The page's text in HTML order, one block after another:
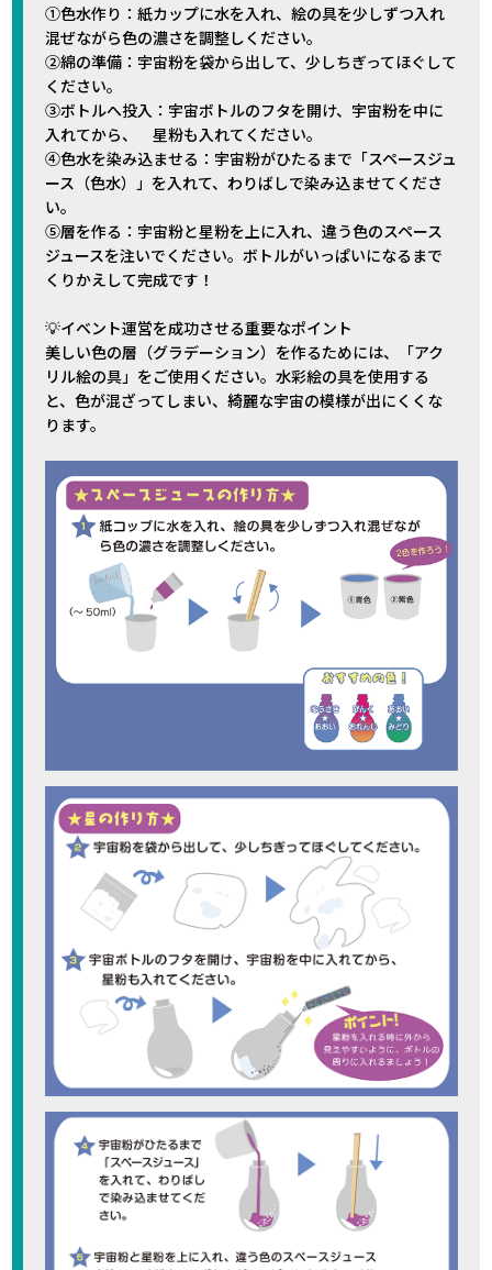
①色水作り：紙カップに水を入れ、絵の具を少しずつ入れ
混ぜながら色の濃さを調整しください。
②綿の準備：宇宙粉を袋から出して、少しちぎってほぐして
ください。
③ボトルへ投入：宇宙ボトルのフタを開け、宇宙粉を中に
入れてから、 星粉も入れてください。
④色水を染み込ませる：宇宙粉がひたるまで「スペースジュ
ース（色水）」を入れて、わりばしで染み込ませてくださ
い。
⑤層を作る：宇宙粉と星粉を上に入れ、違う色のスペース
ジュースを注いでください。ボトルがいっぱいになるまで
くりかえして完成です！
💡イベント運営を成功させる重要なポイント
美しい色の層（グラデーション）を作るためには、「アク
リル絵の具」をご使用ください。水彩絵の具を使用する
と、色が混ざってしまい、綺麗な宇宙の模様が出にくくな
ります。